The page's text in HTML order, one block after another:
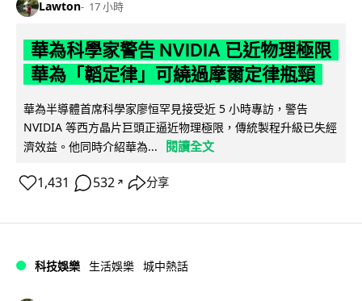
Lawton 17 小時
華為科學家警告 NVIDIA 已近物理極限
華為「韜定律」可繞過摩爾定律瓶頸
華為半導體首席科學家廖恒罕見接受近 5 小時專訪，警告
NVIDIA 等西方晶片巨頭正逼近物理極限，傳統製程升級已失經
濟效益。他同時介紹華為...
閱讀全文
1,431 532 ↗ 分享
科技娛樂 生活娛樂 城中熱話